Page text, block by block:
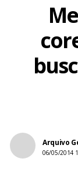
Arquivo
06/05/2014